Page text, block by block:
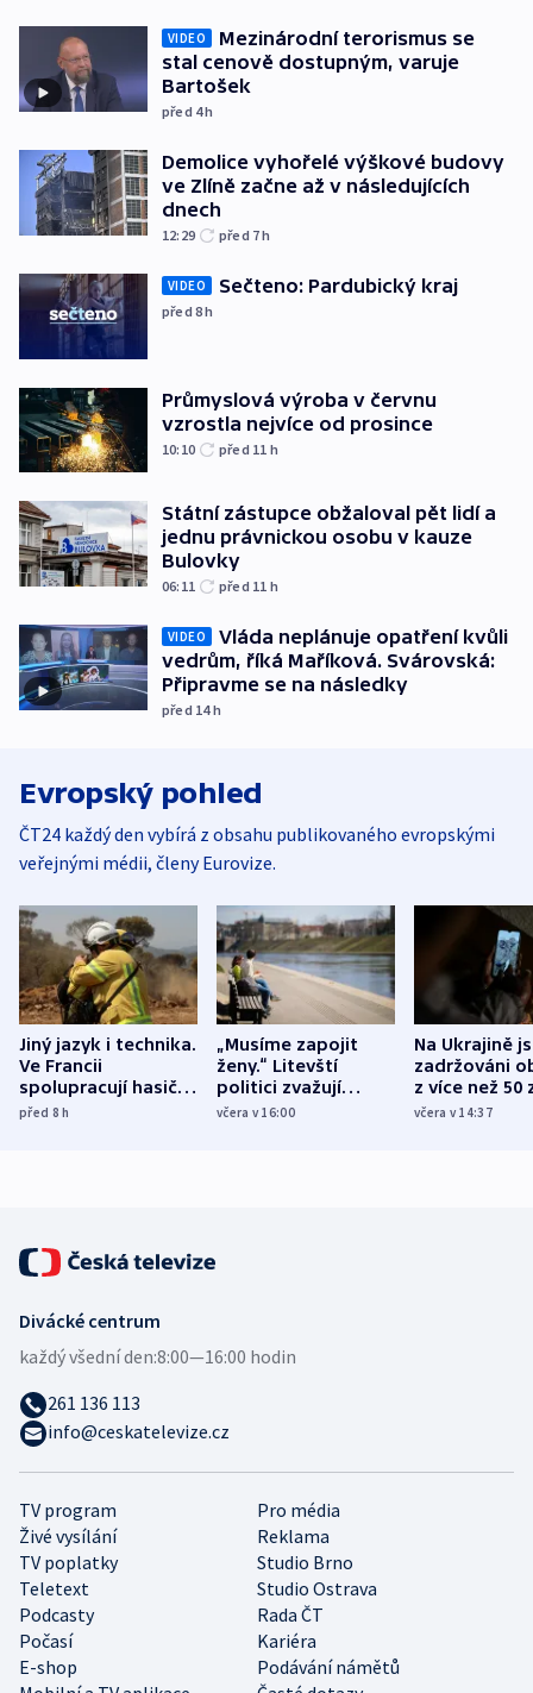
VIDEO
Mezinárodní terorismus se
stal cenově dostupným, varuje
Bartošek
před 4h
Demolice vyhořelé výškové budovy
ve Zlíně začne až v následujících
dnech
12:29 před 7h
VIDEO Sečteno: Pardubický kraj
před 8h
Průmyslová výroba v červnu
vzrostla nejvíce od prosince
10:10 před 11 h
Státní zástupce obžaloval pět lidí a
jednu právnickou osobu v kauze
Bulovky
06:11 před 11 h
VIDEO
Vláda neplánuje opatření kvůli
vedrům, říká Maříková. Svárovská:
Připravme se na následky
před 14h
Evropský pohled
ČT24 každý den vybírá z obsahu publikovaného evropskými
veřejnými médii, členy Eurovize.
Jiný jazyk i technika.
Ve Francii
spolupracují hasiči z
různých zemí
před 8h
„Musíme zapojit
ženy.“ Litevští
politici zvažují
dohodu o
včera v 16:00
Na Ukrajině
zadržováni
z více než 50
Bojovali na
včera v 14:37
TV program
Pro média
Živé vysílání
Reklama
TV poplatky
Studio Brno
Teletext
Studio Ostrava
Podcasty
Rada ČT
Počasí
Kariéra
E-shop
Podávání námětů
Divácké centrum
každý všední den:8:00—16:00 hodin
261 136 113
info@ceskatelevize.cz